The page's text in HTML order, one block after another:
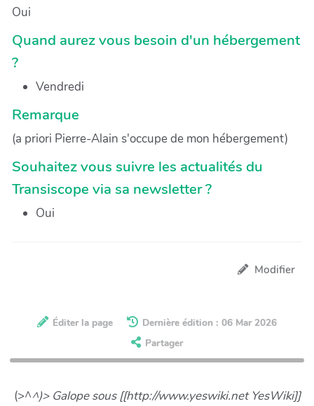
Oui
Quand aurez vous besoin d'un hébergement
?
Vendredi
Remarque
(a priori Pierre-Alain s'occupe de mon hébergement)
Souhaitez vous suivre les actualités du
Transiscope via sa newsletter ?
Oui
Modifier
Éditer la page
Dernière édition : 06 Mar 2026
Partager
(>^^)> Galope sous [[http://www.yeswiki.net YesWiki]]